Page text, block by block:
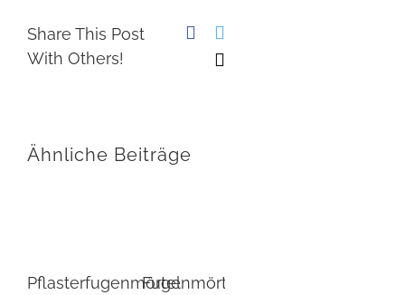
Share This Post
With Others!
Facebook
E-
Ähnliche Beiträge
PflasterfugenmörtelFugenmörtel